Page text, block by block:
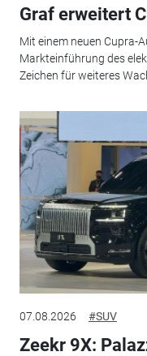
Graf erweitert
Mit einem neuen Cupra-
Markteinführung des
Zeichen für weiteres
07.08.2026 #SUV
Zeekr 9X: